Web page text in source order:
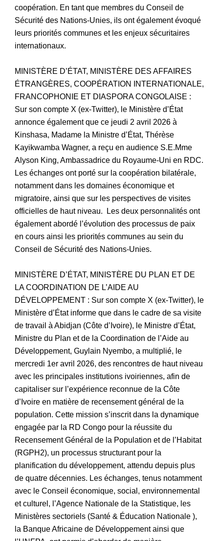
coopération. En tant que membres du Conseil de
Sécurité des Nations-Unies, ils ont également évoqué
leurs priorités communes et les enjeux sécuritaires
internationaux.
MINISTÈRE D’ÉTAT, MINISTÈRE DES AFFAIRES
ÉTRANGÈRES, COOPÉRATION INTERNATIONALE,
FRANCOPHONIE ET DIASPORA CONGOLAISE :
Sur son compte X (ex-Twitter), le Ministère d’État
annonce également que ce jeudi 2 avril 2026 à
Kinshasa, Madame la Ministre d’État, Thérèse
Kayikwamba Wagner, a reçu en audience S.E.Mme
Alyson King, Ambassadrice du Royaume-Uni en RDC.
Les échanges ont porté sur la coopération bilatérale,
notamment dans les domaines économique et
migratoire, ainsi que sur les perspectives de visites
officielles de haut niveau. Les deux personnalités ont
également abordé l’évolution des processus de paix
en cours ainsi les priorités communes au sein du
Conseil de Sécurité des Nations-Unies.
MINISTÈRE D’ÉTAT, MINISTÈRE DU PLAN ET DE
LA COORDINATION DE L’AIDE AU
DÉVELOPPEMENT : Sur son compte X (ex-Twitter), le
Ministère d’État informe que dans le cadre de sa visite
de travail à Abidjan (Côte d’Ivoire), le Ministre d’État,
Ministre du Plan et de la Coordination de l’Aide au
Développement, Guylain Nyembo, a multiplié, le
mercredi 1er avril 2026, des rencontres de haut niveau
avec les principales institutions ivoiriennes, afin de
capitaliser sur l’expérience reconnue de la Côte
d’Ivoire en matière de recensement général de la
population. Cette mission s’inscrit dans la dynamique
engagée par la RD Congo pour la réussite du
Recensement Général de la Population et de l’Habitat
(RGPH2), un processus structurant pour la
planification du développement, attendu depuis plus
de quatre décennies. Les échanges, tenus notamment
avec le Conseil économique, social, environnemental
et culturel, l’Agence Nationale de la Statistique, les
Ministères sectoriels (Santé & Éducation Nationale ),
la Banque Africaine de Développement ainsi que